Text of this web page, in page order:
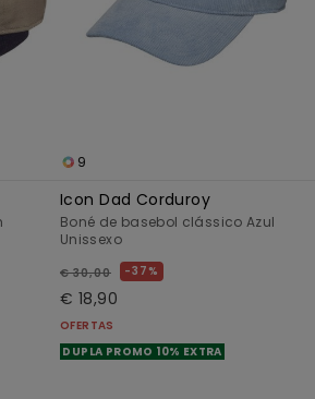
9
Icon Dad Corduroy
Boné de basebol clássico Azul
Unissexo
€ 30,00 37%
€ 18,90
OFERTAS
DUPLA PROMO 10% EXTRA